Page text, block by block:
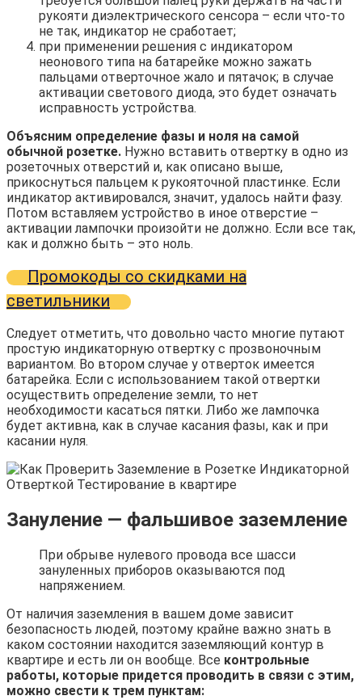
рукояти диэлектрического сенсора – если что-то
не так, индикатор не сработает;
при применении решения с индикатором
неонового типа на батарейке можно зажать
пальцами отверточное жало и пятачок; в случае
активации светового диода, это будет означать
исправность устройства.
Объясним определение фазы и ноля на самой
обычной розетке. Нужно вставить отвертку в одно из
розеточных отверстий и, как описано выше,
прикоснуться пальцем к рукояточной пластинке. Если
индикатор активировался, значит, удалось найти фазу.
Потом вставляем устройство в иное отверстие –
активации лампочки произойти не должно. Если все так,
как и должно быть – это ноль.
Промокоды со скидками на
светильники
Следует отметить, что довольно часто многие путают
простую индикаторную отвертку с прозвоночным
вариантом. Во втором случае у отверток имеется
батарейка. Если с использованием такой отвертки
осуществить определение земли, то нет
необходимости касаться пятки. Либо же лампочка
будет активна, как в случае касания фазы, как и при
касании нуля.
Зануление — фальшивое заземление
При обрыве нулевого провода все шасси
зануленных приборов оказываются под
напряжением.
От наличия заземления в вашем доме зависит
безопасность людей, поэтому крайне важно знать в
каком состоянии находится заземляющий контур в
квартире и есть ли он вообще. Все контрольные
работы, которые придется проводить в связи с этим,
можно свести к трем пунктам: